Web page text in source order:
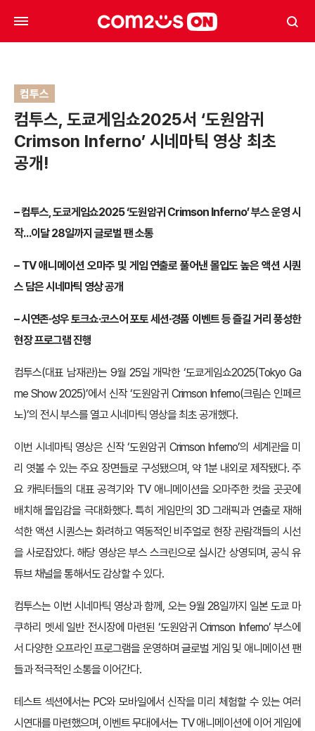
컴투스
컴투스, 도쿄게임쇼2025서 ‘도원암귀
Crimson Inferno’ 시네마틱 영상 최초
공개!
– 컴투스, 도쿄게임쇼2025 ‘도원암귀 Crimson Inferno’ 부스 운영 시
작…이달 28일까지 글로벌 팬 소통
– TV 애니메이션 오마주 및 게임 연출로 풀어낸 몰입도 높은 액션 시퀀
스 담은 시네마틱 영상 공개
– 시연존·성우 토크쇼·코스어 포토 세션·경품 이벤트 등 즐길 거리 풍성한
현장 프로그램 진행
컴투스(대표 남재관)는 9월 25일 개막한 ‘도쿄게임쇼2025(Tokyo Ga
me Show 2025)’에서 신작 ‘도원암귀 Crimson Inferno(크림슨 인페르
노)’의 전시 부스를 열고 시네마틱 영상을 최초 공개했다.
이번 시네마틱 영상은 신작 ‘도원암귀 Crimson Inferno’의 세계관을 미
리 엿볼 수 있는 주요 장면들로 구성됐으며, 약 1분 내외로 제작됐다. 주
요 캐릭터들의 대표 공격기와 TV 애니메이션을 오마주한 컷을 곳곳에
배치해 몰입감을 극대화했다. 특히 게임만의 3D 그래픽과 연출로 재해
석한 액션 시퀀스는 화려하고 역동적인 비주얼로 현장 관람객들의 시선
을 사로잡았다. 해당 영상은 부스 스크린으로 실시간 상영되며, 공식 유
튜브 채널을 통해서도 감상할 수 있다.
컴투스는 이번 시네마틱 영상과 함께, 오는 9월 28일까지 일본 도쿄 마
쿠하리 멧세 일반 전시장에 마련된 ‘도원암귀 Crimson Inferno’ 부스에
서 다양한 오프라인 프로그램을 운영하며 글로벌 게임 및 애니메이션 팬
들과 적극적인 소통을 이어간다.
테스트 섹션에서는 PC와 모바일에서 신작을 미리 체험할 수 있는 여러
시연대를 마련했으며, 이벤트 무대에서는 TV 애니메이션에 이어 게임에